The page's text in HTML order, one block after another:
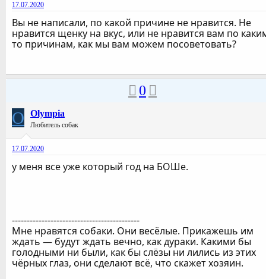
17.07.2020
Вы не написали, по какой причине не нравится. Не
нравится щенку на вкус, или не нравится вам по
то причинам, как мы вам можем посоветовать?
0
O Olympia
Любитель собак
17.07.2020
у меня все уже который год на БОШе.
-------------------------------------------
Мне нравятся собаки. Они весёлые. Прикажешь им
ждать — будут ждать вечно, как дураки. Какими бы
голодными ни были, как бы слёзы ни лились из этих
чёрных глаз, они сделают всё, что скажет хозяин.